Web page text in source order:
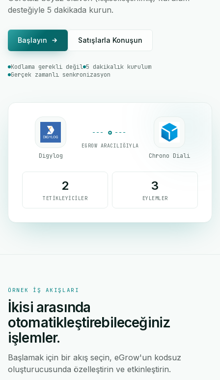
desteğiyle 5 dakikada kurun.
Başlayın Satışlarla Konuşun
Kodlama gerekli değil 5 dakikalık kurulum
Gerçek zamanlı senkronizasyon
Digylog
EGROW ARACILIĞIYLA
Chrono Diali
2
TETIKLEYICILER
3
EYLEMLER
ÖRNEK IŞ AKIŞLARI
İkisi arasında
otomatikleştirebileceğiniz
işlemler.
Başlamak için bir akış seçin, eGrow'un kodsuz
oluşturucusunda özelleştirin ve etkinleştirin.